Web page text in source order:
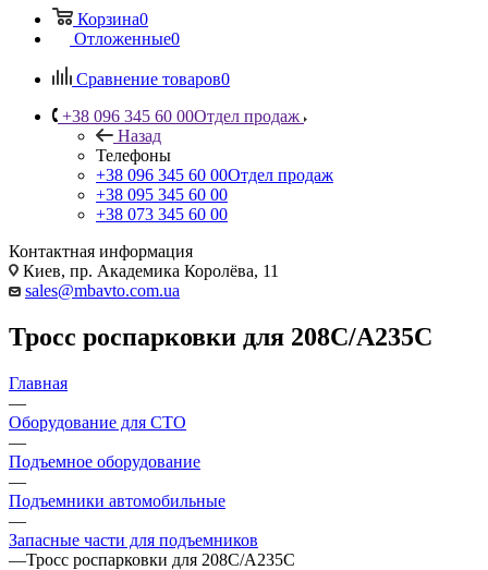
Корзина0
Отложенные0
Сравнение товаров0
+38 096 345 60 00Отдел продаж
Назад
Телефоны
+38 096 345 60 00Отдел продаж
+38 095 345 60 00
+38 073 345 60 00
Контактная информация
Киев, пр. Академика Королёва, 11
sales@mbavto.com.ua
Тросс роспарковки для 208С/А235С
Главная
—
Оборудование для СТО
—
Подъемное оборудование
—
Подъемники автомобильные
—
Запасные части для подъемников
—Тросс роспарковки для 208С/А235С